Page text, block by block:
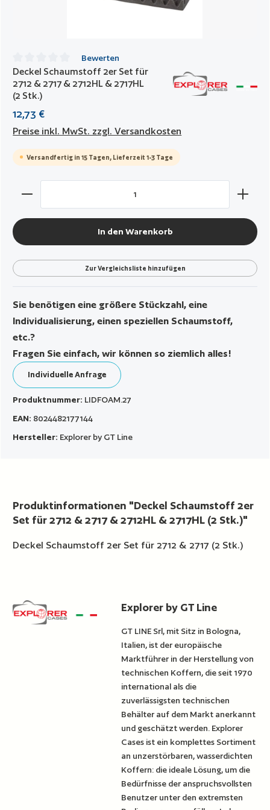
Durchschnittliche Bewertung von 0 von 5 Sternen
Bewerten
Deckel Schaumstoff 2er Set für
2712 & 2717 & 2712HL & 2717HL
(2 Stk.)
12,73 €
Preise inkl. MwSt. zzgl. Versandkosten
Versandfertig in 15 Tagen, Lieferzeit 1-3 Tage
Produkt Anzahl: Gib den gewünschten Wert ein oder
In den Warenkorb
Zur Vergleichsliste hinzufügen
Sie benötigen eine größere Stückzahl, eine
Individualisierung, einen speziellen Schaumstoff,
etc.?
Fragen Sie einfach, wir können so ziemlich alles!
Individuelle Anfrage
Produktnummer: LIDFOAM.27
EAN: 8024482177144
Hersteller: Explorer by GT Line
Produktinformationen "Deckel Schaumstoff 2er
Set für 2712 & 2717 & 2712HL & 2717HL (2 Stk.)"
Deckel Schaumstoff 2er Set für 2712 & 2717 (2 Stk.)
Explorer by GT Line
GT LINE Srl, mit Sitz in Bologna,
Italien, ist der europäische
Marktführer in der Herstellung von
technischen Koffern, die seit 1970
international als die
zuverlässigsten technischen
Behälter auf dem Markt anerkannt
und geschätzt werden. Explorer
Cases ist ein komplettes Sortiment
an unzerstörbaren, wasserdichten
Koffern: die ideale Lösung, um die
Bedürfnisse der anspruchsvollsten
Benutzer unter den extremsten